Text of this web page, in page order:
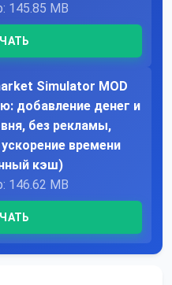
145.85 MB
Simulator MOD
добавление денег и
без рекламы,
времени
кэш)
146.62 MB